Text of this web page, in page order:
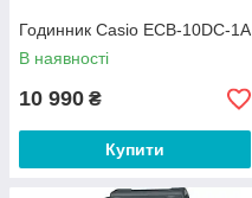
Годинник Casio ECB-10DC-1A
В наявності
10 990 ₴
Купити